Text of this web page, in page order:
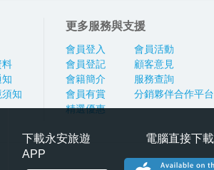
料
知
更多服務與支援
會員登入
會員登記
會籍簡介
會員有賞
精選優惠
會員活動
顧客意見
服務查詢
分銷夥伴合作平台
下載永安旅遊
APP
電腦直接下載